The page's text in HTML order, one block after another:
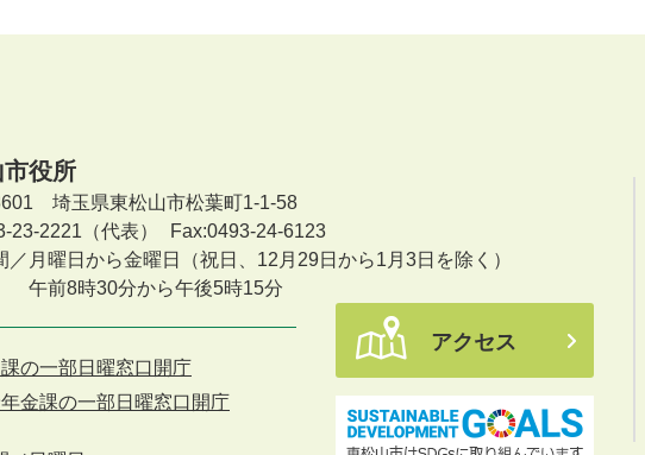
役所
埼玉県東松山市松葉町1-1-58
23-2221（代表）
Fax:0493-24-6123
／月曜日から金曜日
（祝日、12月29日から1月3日を除く）
午前8時30分から午後5時15分
の一部日曜窓口開庁
金課の一部日曜窓口開庁
アクセス